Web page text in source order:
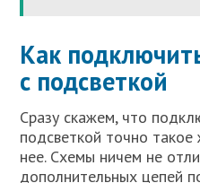
Как
с подсветкой
Сразу скажем, что
подсветкой точно
нее. Схемы ничем не
дополнительных цепей